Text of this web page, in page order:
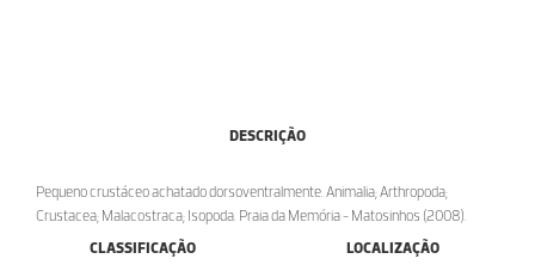
DESCRIÇÃO
Pequeno crustáceo achatado dorsoventralmente. Animalia; Arthropoda;
Crustacea; Malacostraca; Isopoda. Praia da Memória - Matosinhos (2008).
CLASSIFICAÇÃO
LOCALIZAÇÃO